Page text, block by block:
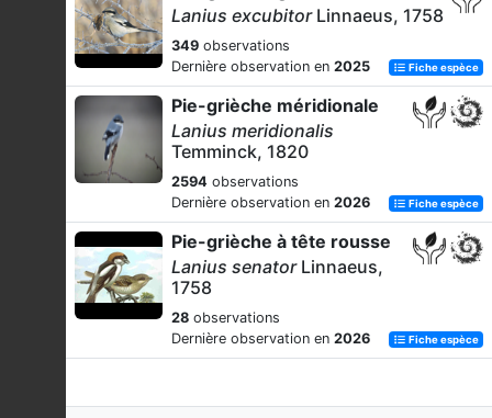
Lanius excubitorLinnaeus, 1758
349 observations
Dernière observation en 2025 Fiche espèce
Pie-grièche méridionale
Lanius meridionalis
Temminck, 1820
2594 observations
Dernière observation en 2026 Fiche espèce
Pie-grièche à tête rousse
Lanius senatorLinnaeus,
1758
28 observations
Dernière observation en 2026 Fiche espèce